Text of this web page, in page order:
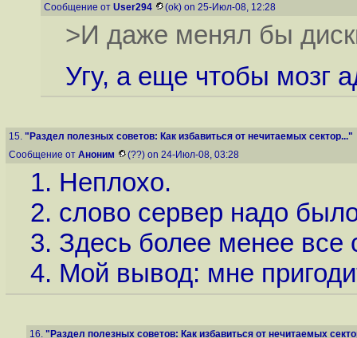
Сообщение от User294 (ok) on 25-Июл-08, 12:28
>И даже менял бы
Угу, а еще чтобы мозг
15. "Раздел полезных советов: Как избавиться от нечитаемых сектор..."
Сообщение от Аноним (??) on 24-Июл-08, 03:28
1. Неплохо.
2. слово сервер надо
3. Здесь более менее все
4. Мой вывод: мне
16. "Раздел полезных советов: Как избавиться от нечитаемых